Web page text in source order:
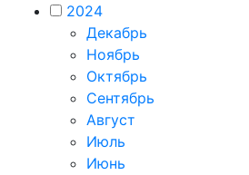
2024
Декабрь
Ноябрь
Октябрь
Сентябрь
Август
Июль
Июнь